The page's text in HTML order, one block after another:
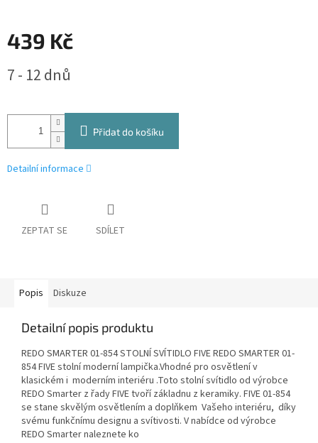
439 Kč
cena:
7 - 12 dnů
Přidat do košíku
Detailní informace
ZEPTAT SE SDÍLET
Popis Diskuze
Detailní popis produktu
REDO SMARTER 01-854 STOLNÍ SVÍTIDLO FIVE REDO SMARTER 01-
854 FIVE stolní moderní lampička.Vhodné pro osvětlení v
klasickém i moderním interiéru .Toto stolní svítidlo od výrobce
REDO Smarter z řady FIVE tvoří základnu z keramiky. FIVE 01-854
se stane skvělým osvětlením a doplňkem Vašeho interiéru, díky
svému funkčnímu designu a svítivosti. V nabídce od výrobce
REDO Smarter naleznete ko